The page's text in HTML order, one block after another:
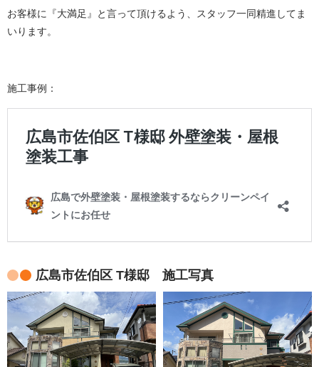
お客様に『大満足』と言って頂けるよう、スタッフ一同精進してま
いります。
施工事例：
広島市佐伯区 T様邸 施工写真